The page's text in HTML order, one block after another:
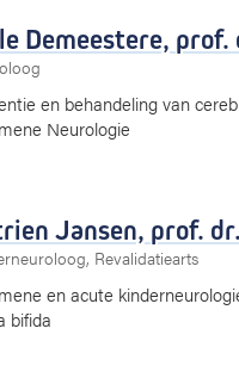
Demeestere, prof.
en behandeling van
Neurologie
Jansen, prof. dr.
Revalidatiearts
en acute
bifida